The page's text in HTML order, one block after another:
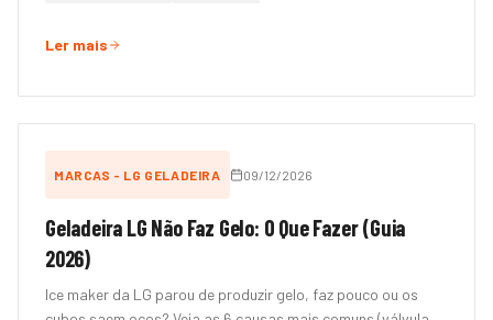
Ler mais
MARCAS - LG GELADEIRA 09/12/2026
Geladeira LG Não Faz Gelo: O Que Fazer (Guia
2026)
Ice maker da LG parou de produzir gelo, faz pouco ou os